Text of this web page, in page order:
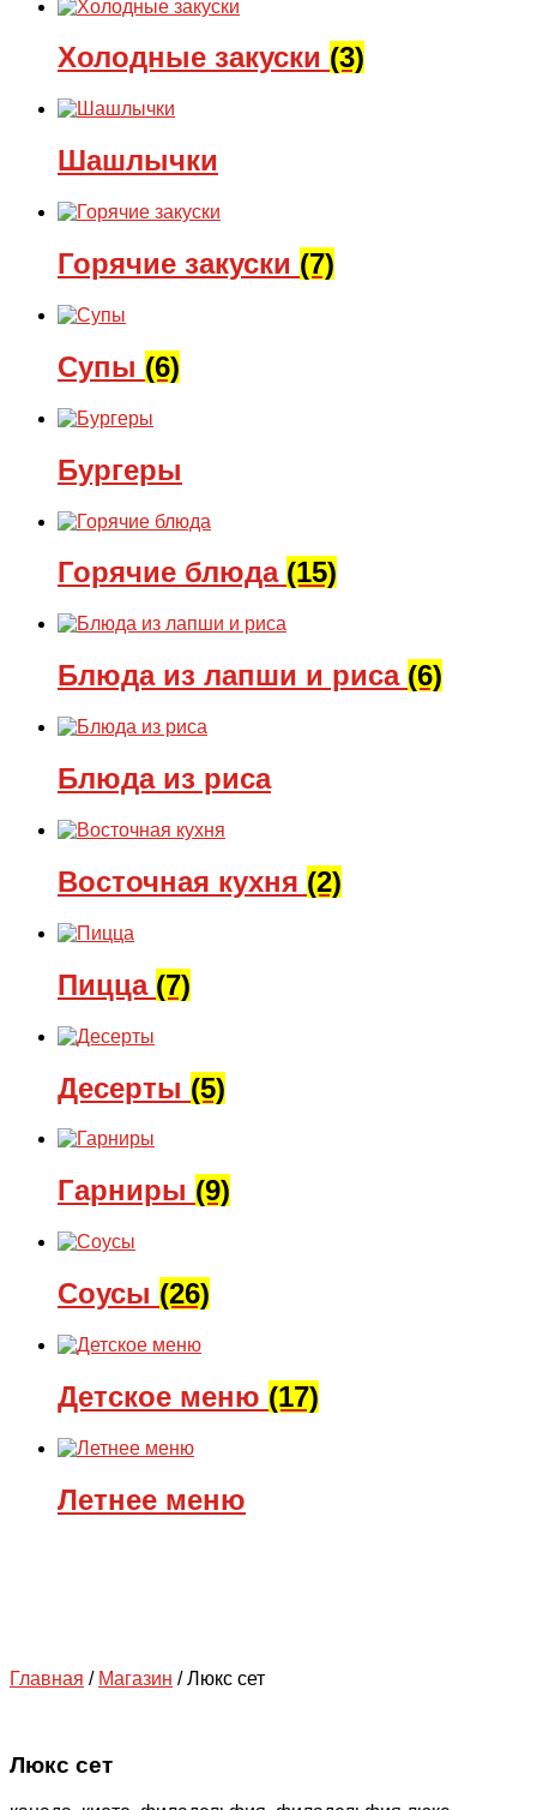
Холодные закуски (3)
Шашлычки
Горячие закуски (7)
Супы (6)
Бургеры
Горячие блюда (15)
Блюда из лапши и риса (6)
Блюда из риса
Восточная кухня (2)
Пицца (7)
Десерты (5)
Гарниры (9)
Соусы (26)
Детское меню (17)
Летнее меню
Главная / Магазин /Люкс сет
Люкс сет